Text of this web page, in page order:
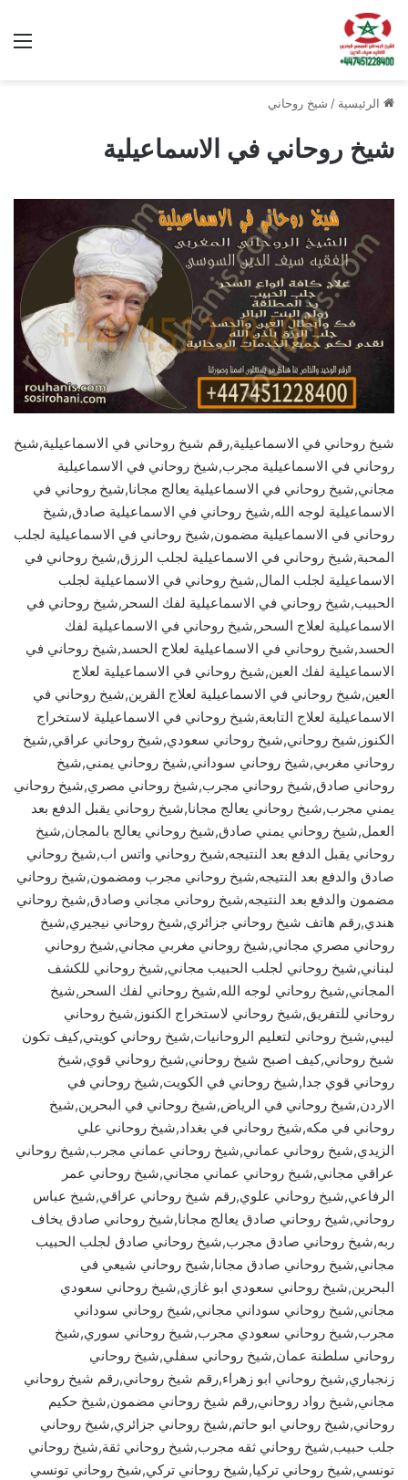
الرئيسية / شيخ روحاني
شيخ روحاني في الاسماعيلية
شيخ روحاني في الاسماعيلية,رقم شيخ روحاني في الاسماعيلية,شيخ
روحاني في الاسماعيلية مجرب,شيخ روحاني في الاسماعيلية
مجاني,شيخ روحاني في الاسماعيلية يعالج مجانا,شيخ روحاني في
الاسماعيلية لوجه الله,شيخ روحاني في الاسماعيلية صادق,شيخ
روحاني في الاسماعيلية مضمون,شيخ روحاني في الاسماعيلية لجلب
المحبة,شيخ روحاني في الاسماعيلية لجلب الرزق,شيخ روحاني في
الاسماعيلية لجلب المال,شيخ روحاني في الاسماعيلية لجلب
الحبيب,شيخ روحاني في الاسماعيلية لفك السحر,شيخ روحاني في
الاسماعيلية لعلاج السحر,شيخ روحاني في الاسماعيلية لفك
الحسد,شيخ روحاني في الاسماعيلية لعلاج الحسد,شيخ روحاني في
الاسماعيلية لفك العين,شيخ روحاني في الاسماعيلية لعلاج
العين,شيخ روحاني في الاسماعيلية لعلاج القرين,شيخ روحاني في
الاسماعيلية لعلاج التابعة,شيخ روحاني في الاسماعيلية لاستخراج
الكنوز,شيخ روحاني,شيخ روحاني سعودي,شيخ روحاني عراقي,شيخ
روحاني مغربي,شيخ روحاني سوداني,شيخ روحاني يمني,شيخ
روحاني صادق,شيخ روحاني مجرب,شيخ روحاني مصري,شيخ روحاني
يمني مجرب,شيخ روحاني يعالج مجانا,شيخ روحاني يقبل الدفع بعد
العمل,شيخ روحاني يمني صادق,شيخ روحاني يعالج بالمجان,شيخ
روحاني يقبل الدفع بعد النتيجه,شيخ روحاني واتس اب,شيخ روحاني
صادق والدفع بعد النتيجه,شيخ روحاني مجرب ومضمون,شيخ روحاني
مضمون والدفع بعد النتيجه,شيخ روحاني مجاني وصادق,شيخ روحاني
هندي,رقم هاتف شيخ روحاني جزائري,شيخ روحاني نيجيري,شيخ
روحاني مصري مجاني,شيخ روحاني مغربي مجاني,شيخ روحاني
لبناني,شيخ روحاني لجلب الحبيب مجاني,شيخ روحاني للكشف
المجاني,شيخ روحاني لوجه الله,شيخ روحاني لفك السحر,شيخ
روحاني للتفريق,شيخ روحاني لاستخراج الكنوز,شيخ روحاني
ليبي,شيخ روحاني لتعليم الروحانيات,شيخ روحاني كويتي,كيف تكون
شيخ روحاني,كيف اصبح شيخ روحاني,شيخ روحاني قوي,شيخ
روحاني قوي جدا,شيخ روحاني في الكويت,شيخ روحاني في
الاردن,شيخ روحاني في الرياض,شيخ روحاني في البحرين,شيخ
روحاني في مكه,شيخ روحاني في بغداد,شيخ روحاني علي
الزيدي,شيخ روحاني عماني,شيخ روحاني عماني مجرب,شيخ روحاني
عراقي مجاني,شيخ روحاني عماني مجاني,شيخ روحاني عمر
الرفاعي,شيخ روحاني علوي,رقم شيخ روحاني عراقي,شيخ عباس
روحاني,شيخ روحاني صادق يعالج مجانا,شيخ روحاني صادق يخاف
ربه,شيخ روحاني صادق مجرب,شيخ روحاني صادق لجلب الحبيب
مجاني,شيخ روحاني صادق مجانا,شيخ روحاني شيعي في
البحرين,شيخ روحاني سعودي ابو غازي,شيخ روحاني سعودي
مجاني,شيخ روحاني سوداني مجاني,شيخ روحاني سوداني
مجرب,شيخ روحاني سعودي مجرب,شيخ روحاني سوري,شيخ
روحاني سلطنة عمان,شيخ روحاني سفلي,شيخ روحاني
زنجباري,شيخ روحاني ابو زهراء,رقم شيخ روحاني,رقم شيخ روحاني
مجاني,شيخ رواد روحاني,رقم شيخ روحاني مضمون,شيخ حكيم
روحاني,شيخ روحاني ابو حاتم,شيخ روحاني جزائري,شيخ روحاني
جلب حبيب,شيخ روحاني ثقه مجرب,شيخ روحاني ثقة,شيخ روحاني
تونسي,شيخ روحاني تركيا,شيخ روحاني تركي,شيخ روحاني تونسي